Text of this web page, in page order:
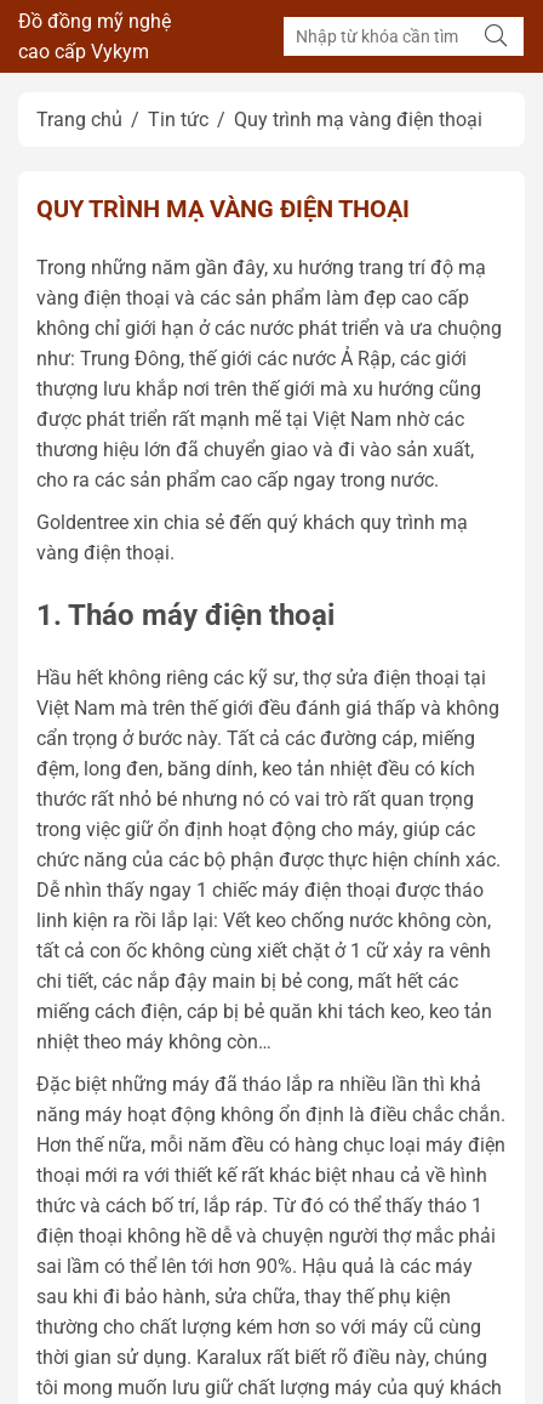
Đồ đồng mỹ nghệ
cao cấp Vykym
Trang chủ Tin tức Quy trình mạ vàng điện thoại
QUY TRÌNH MẠ VÀNG ĐIỆN THOẠI
Trong những năm gần đây, xu hướng trang trí độ mạ
vàng điện thoại và các sản phẩm làm đẹp cao cấp
không chỉ giới hạn ở các nước phát triển và ưa chuộng
như: Trung Đông, thế giới các nước Ả Rập, các giới
thượng lưu khắp nơi trên thế giới mà xu hướng cũng
được phát triển rất mạnh mẽ tại Việt Nam nhờ các
thương hiệu lớn đã chuyển giao và đi vào sản xuất,
cho ra các sản phẩm cao cấp ngay trong nước.
Goldentree xin chia sẻ đến quý khách quy trình mạ
vàng điện thoại.
1. Tháo máy điện thoại
Hầu hết không riêng các kỹ sư, thợ sửa điện thoại tại
Việt Nam mà trên thế giới đều đánh giá thấp và không
cẩn trọng ở bước này. Tất cả các đường cáp, miếng
đệm, long đen, băng dính, keo tản nhiệt đều có kích
thước rất nhỏ bé nhưng nó có vai trò rất quan trọng
trong việc giữ ổn định hoạt động cho máy, giúp các
chức năng của các bộ phận được thực hiện chính xác.
Dễ nhìn thấy ngay 1 chiếc máy điện thoại được tháo
linh kiện ra rồi lắp lại: Vết keo chống nước không còn,
tất cả con ốc không cùng xiết chặt ở 1 cữ xảy ra vênh
chi tiết, các nắp đậy main bị bẻ cong, mất hết các
miếng cách điện, cáp bị bẻ quăn khi tách keo, keo tản
nhiệt theo máy không còn…
Đặc biệt những máy đã tháo lắp ra nhiều lần thì khả
năng máy hoạt động không ổn định là điều chắc chắn.
Hơn thế nữa, mỗi năm đều có hàng chục loại máy điện
thoại mới ra với thiết kế rất khác biệt nhau cả về hình
thức và cách bố trí, lắp ráp. Từ đó có thể thấy tháo 1
điện thoại không hề dễ và chuyện người thợ mắc phải
sai lầm có thể lên tới hơn 90%. Hậu quả là các máy
sau khi đi bảo hành, sửa chữa, thay thế phụ kiện
thường cho chất lượng kém hơn so với máy cũ cùng
thời gian sử dụng. Karalux rất biết rõ điều này, chúng
tôi mong muốn lưu giữ chất lượng máy của quý khách